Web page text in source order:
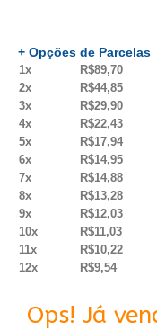
+ Opções de Parcelas
1x R$89,70
2x
R$44,85
3x
R$29,90
4x
R$22,43
5x
R$17,94
6x
R$14,95
7x
R$14,88
8x
R$13,28
9x
R$12,03
10x
R$11,03
11x
R$10,22
12x
R$9,54
Ops! Já